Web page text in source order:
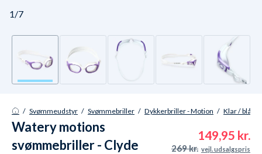
1/7
/ Svømmeudstyr / Svømmebriller / Dykkerbriller - Motion / Klar / blå /
Watery motions
svømmebriller - Clyde
149,95 kr.
269 kr. vejl. udsalgspris